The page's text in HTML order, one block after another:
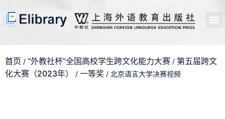
首页 / “外教社杯”全国高校学生跨文化能力大赛 / 第五届跨文
化大赛（2023年）
/ 一等奖 / 北京语言大学决赛视频